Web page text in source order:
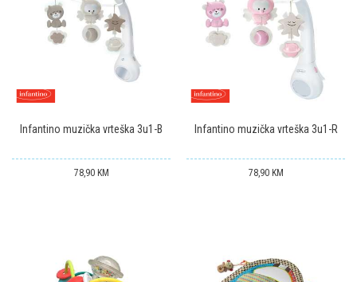
Infantino muzička vrteška 3u1-B
78,90 KM
Infantino muzička vrteška 3u1-R
78,90 KM